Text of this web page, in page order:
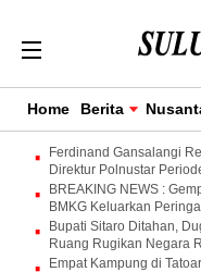
Home Berita
Ferdinand Gansalangi
Direktur Polnustar
BREAKING NEWS :
BMKG Keluarkan
Bupati Sitaro Ditahan,
Ruang Rugikan Negara
Empat Kampung di